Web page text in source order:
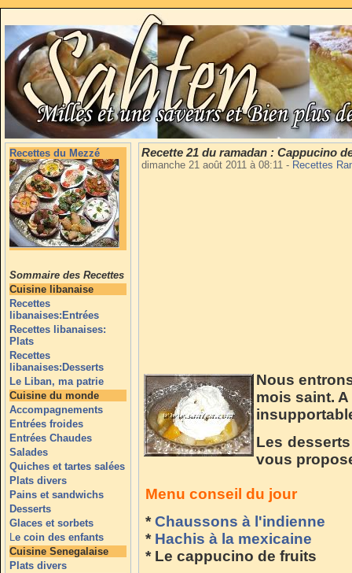
Recettes du Mezzé
Sommaire des Recettes
Cuisine libanaise
Recettes
libanaises:Entrées
Recettes libanaises:
Plats
Recettes
libanaises:Desserts
Le Liban, ma patrie
Cuisine du monde
Accompagnements
Entrées froides
Entrées Chaudes
Salades
Quiches et tartes salées
Plats divers
Pains et sandwichs
Desserts
Glaces et sorbets
Le coin des enfants
Cuisine Senegalaise
Plats divers
Recette 21 du ramadan : Cappucino
dimanche 21 août 2011 à 08:11 - Recettes
Nous
mois saint.
Les
vous
Menu conseil du jour
*Chaussons à l'indienne
* Hachis à la mexicaine
* Le cappucino de fruits